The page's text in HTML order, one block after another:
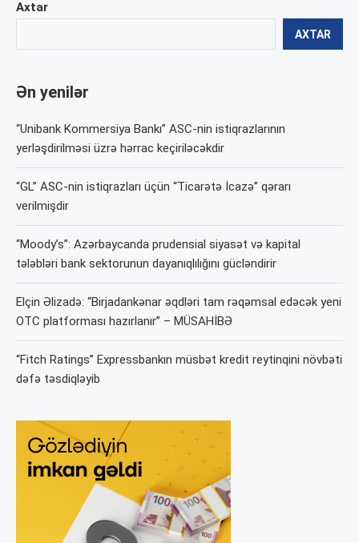
Axtar
AXTAR
Ən yenilər
“Unibank Kommersiya Bankı” ASC-nin istiqrazlarının
yerləşdirilməsi üzrə hərrac keçiriləcəkdir
“GL” ASC-nin istiqrazları üçün “Ticarətə İcazə” qərarı
verilmişdir
“Moody’s”: Azərbaycanda prudensial siyasət və kapital
tələbləri bank sektorunun dayanıqlılığını gücləndirir
Elçin Əlizadə: “Birjadankənar əqdləri tam rəqəmsal edəcək yeni
OTC platforması hazırlanır” – MÜSAHİBƏ
“Fitch Ratings” Expressbankın müsbət kredit reytinqini növbəti
dəfə təsdiqləyib